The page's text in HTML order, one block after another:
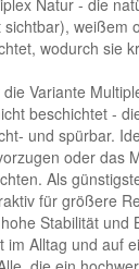
Natur - die
weißem
wodurch sie
Variante
beschichtet -
und spürbar.
oder das
Als
für größere
Stabilität und
im Alltag und auf